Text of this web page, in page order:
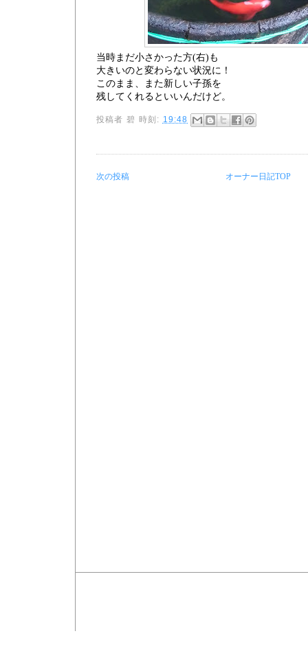
当時まだ小さかった方(右)も
大きいのと変わらない状況に！
このまま、また新しい子孫を
残してくれるといいんだけど。
投稿者 碧 時刻: 19:48
次の投稿 オーナー日記TOP